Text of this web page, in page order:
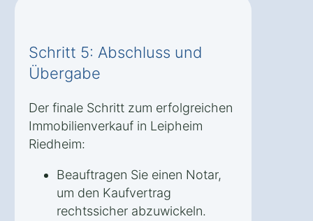
Schritt 5: Abschluss und
Übergabe
Der finale Schritt zum erfolgreichen
Immobilienverkauf in Leipheim
Riedheim:
Beauftragen Sie einen Notar,
um den Kaufvertrag
rechtssicher abzuwickeln.